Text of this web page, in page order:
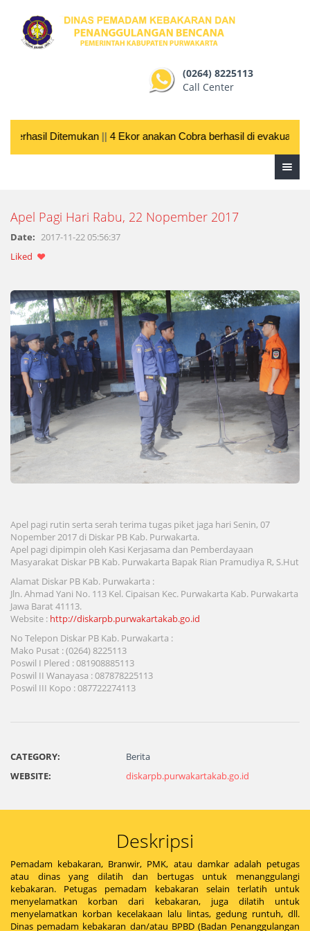
(0264) 8225113
Call Center
Ditemukan ||4 Ekor anakan Cobra berhasil di evakuasi
Apel Pagi Hari Rabu, 22 Nopember 2017
Date: 2017-11-22 05:56:37
Liked
Apel pagi rutin serta serah terima tugas piket jaga hari Senin, 07
Nopember 2017 di Diskar PB Kab. Purwakarta.
Apel pagi dipimpin oleh Kasi Kerjasama dan Pemberdayaan
Masyarakat Diskar PB Kab. Purwakarta Bapak Rian Pramudiya R, S.Hut
Alamat Diskar PB Kab. Purwakarta :
Jln. Ahmad Yani No. 113 Kel. Cipaisan Kec. Purwakarta Kab. Purwakarta
Jawa Barat 41113.
Website : http://diskarpb.purwakartakab.go.id
No Telepon Diskar PB Kab. Purwakarta :
Mako Pusat : (0264) 8225113
Poswil I Plered : 081908885113
Poswil II Wanayasa : 087878225113
Poswil III Kopo : 087722274113
CATEGORY:
Berita
WEBSITE:
diskarpb.purwakartakab.go.id
Deskripsi
Pemadam kebakaran, Branwir, PMK, atau damkar adalah petugas
atau dinas yang dilatih dan bertugas untuk menanggulangi
kebakaran. Petugas pemadam kebakaran selain terlatih untuk
menyelamatkan korban dari kebakaran, juga dilatih untuk
menyelamatkan korban kecelakaan lalu lintas, gedung runtuh, dll.
Dinas pemadam kebakaran dan/atau BPBD (Badan Penanggulangan